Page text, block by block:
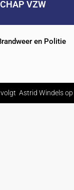
VZW
en Politie
Astrid Windels